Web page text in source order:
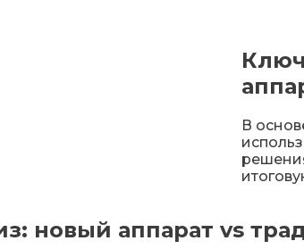
В
новый аппарат vs